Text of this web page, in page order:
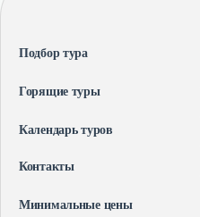
Подбор тура
Горящие туры
Календарь туров
Контакты
Минимальные цены